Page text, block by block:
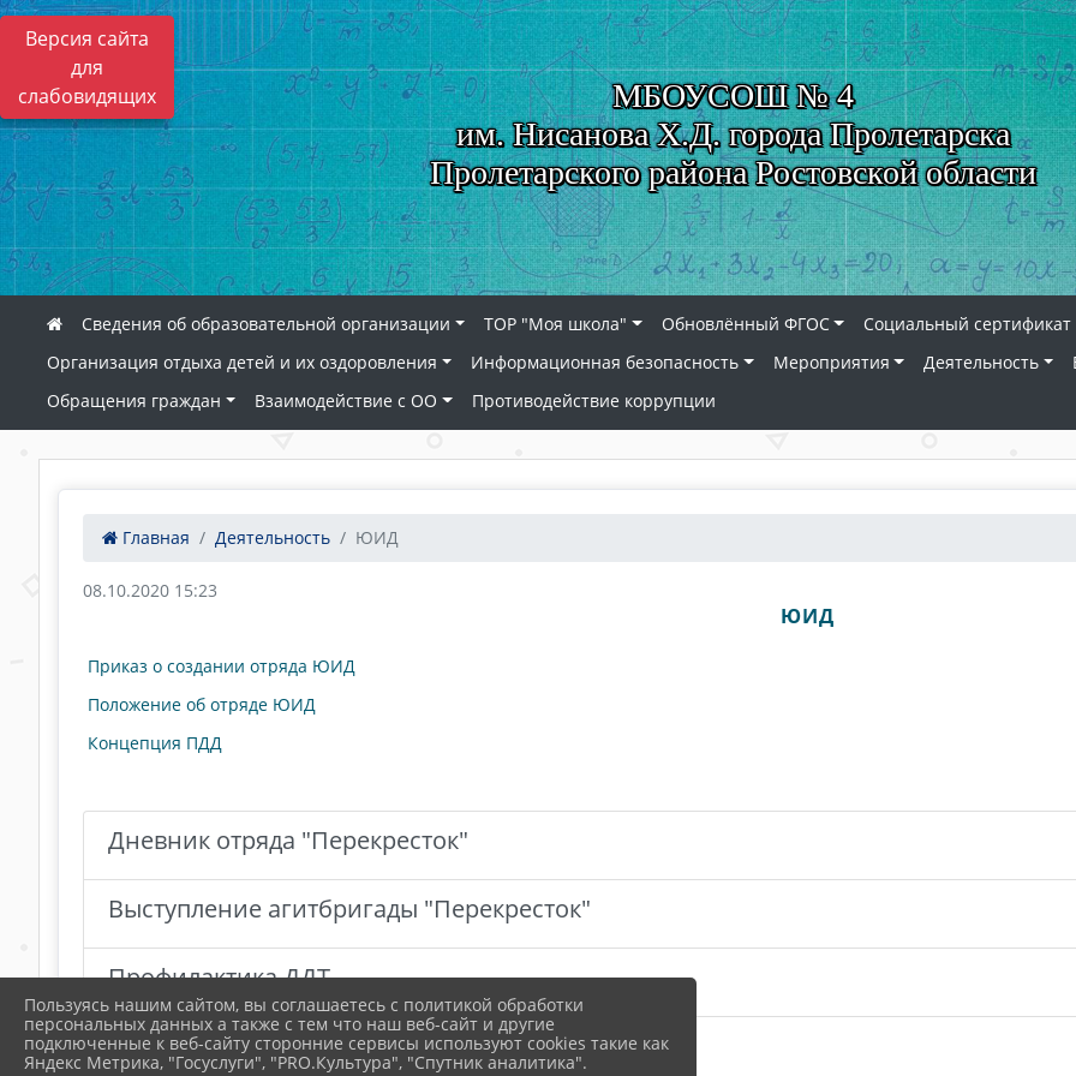
Версия сайта
для
слабовидящих
МБОУСОШ № 4
им. Нисанова Х.Д. города Пролетарска
Пролетарского района Ростовской области
Сведения об образовательной организации ТОР "Моя школа" Обновлённый ФГОС
Социальный сертификат
Организация отдыха детей и их оздоровления
Информационная безопасность Мероприятия Деятельность
Обращения граждан
Взаимодействие с ОО Противодействие коррупции
Главная Деятельность ЮИД
08.10.2020 15:23
ЮИД
Приказ о создании отряда ЮИД
Положение об отряде ЮИД
Концепция ПДД
Дневник отряда "Перекресток"
Выступление агитбригады "Перекресток"
Профилактика ДДТ
Пользуясь нашим сайтом, вы соглашаетесь с политикой обработки
персональных данных а также с тем что наш веб-сайт и другие
подключенные к веб-сайту сторонние сервисы используют cookies такие как
Яндекс Метрика, "Госуслуги", "PRO.Культура", "Спутник аналитика".